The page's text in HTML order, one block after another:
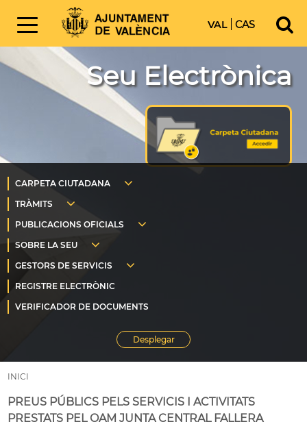
VAL CAS
Seu Electrònica
INICI
PREUS PÚBLICS PELS SERVICIS I ACTIVITATS
PRESTATS PEL OAM JUNTA CENTRAL FALLERA